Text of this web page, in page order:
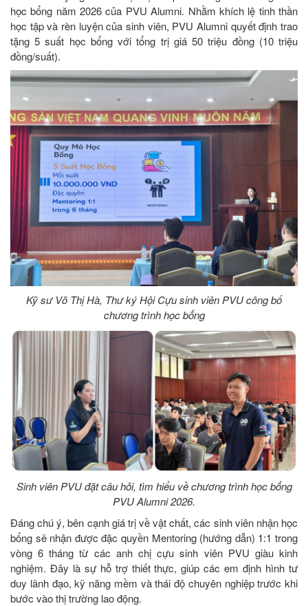
học bổng năm 2026 của PVU Alumni. Nhằm khích lệ tinh thần
học tập và rèn luyện của sinh viên, PVU Alumni quyết định trao
tặng 5 suất học bổng với tổng trị giá 50 triệu đồng (10 triệu
đồng/suất).
Kỹ sư Võ Thị Hà, Thư ký Hội Cựu sinh viên PVU công bố
chương trình học bổng
Sinh viên PVU đặt câu hỏi, tìm hiểu về chương trình học bổng
PVU Alumni 2026.
Đáng chú ý, bên cạnh giá trị về vật chất, các sinh viên nhận học
bổng sẽ nhận được đặc quyền Mentoring (hướng dẫn) 1:1 trong
vòng 6 tháng từ các anh chị cựu sinh viên PVU giàu kinh
nghiệm. Đây là sự hỗ trợ thiết thực, giúp các em định hình tư
duy lãnh đạo, kỹ năng mềm và thái độ chuyên nghiệp trước khi
bước vào thị trường lao động.